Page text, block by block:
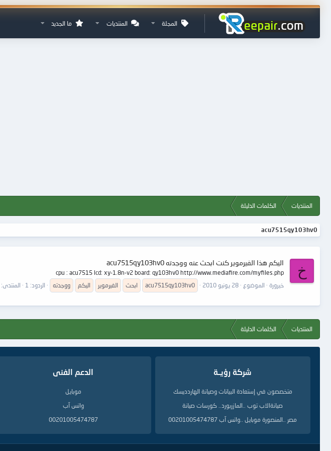
المجلة المنتديات ما الجديد
المنتديات الكلمات الدليلة
acu7515qy103hv0
خ
اليكم هذا الفيرموير كنت ابحث عنه ووجدته acu7515qy103hv0
cpu : acu7515 lcd: xy-1.8n-v2 board: qy103hv0 http://www.mediafire.com/myfiles.php
خيرورة
الموضوع 28 يونيو 2010 acu7515qy103hv0 ابحث الفيرموير اليكم ووجدته الردود: 1 المنتدى:
المنتديات الكلمات الدليلة
شركة رؤيــة
متخصصون في إستعادة البيانات وصيانة الهاردديسك
صيانةالاب توب ..المازربورد.. كورسات صيانة
مصر ..المنصورة موبايل ..واتس آب 00201005474787
الدعم الفنى
موبايل
واتس آب
00201005474787